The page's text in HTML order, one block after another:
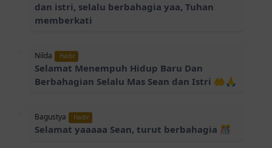
dan istri, selalu berbahagia yaa, Tuhan
memberkati
Nilda Hadir
Selamat Menempuh Hidup Baru Dan
Berbahagian Selalu Mas Sean dan Istri 🤲🙏
Bagustya Hadir
Selamat yaaaaa Sean, turut berbahagia 🎊